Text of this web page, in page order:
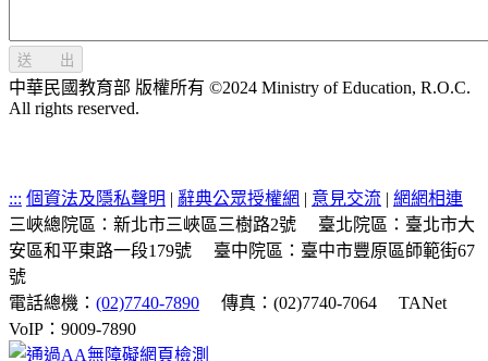
送 出
中華民國教育部 版權所有 ©2024 Ministry of Education, R.O.C.
All rights reserved.
::: 個資法及隱私聲明 | 辭典公眾授權網 | 意見交流 | 網網相連
三峽總院區：新北市三峽區三樹路2號
臺北院區：臺北市大
安區和平東路一段179號
臺中院區：臺中市豐原區師範街67
號
電話總機： (02)7740-7890 傳真：(02)7740-7064
TANet
VoIP：9009-7890